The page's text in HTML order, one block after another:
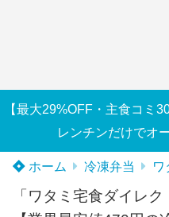
【最大29%OFF・主食コミ
レンチンだけでオ
ホーム 冷凍弁当 ワ
「ワタミ宅食ダイレ